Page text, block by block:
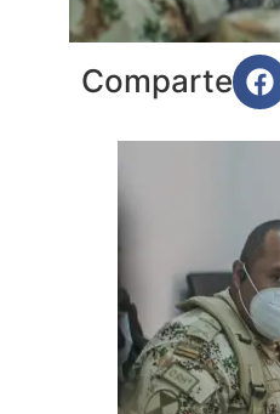
Comparte